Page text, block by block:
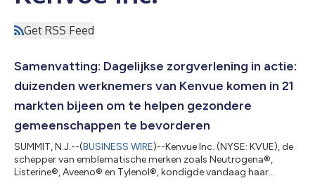
Get RSS Feed
Samenvatting: Dagelijkse zorgverlening in actie:
duizenden werknemers van Kenvue komen in 21
markten bijeen om te helpen gezondere
gemeenschappen te bevorderen
SUMMIT, N.J.--(BUSINESS WIRE)--Kenvue Inc. (NYSE: KVUE), de
schepper van emblematische merken zoals Neutrogena®,
Listerine®, Aveeno® en Tylenol®, kondigde vandaag haar